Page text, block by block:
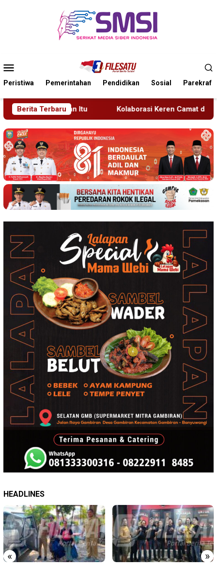
Mobile
Peristiwa Pemerintahan Pendidikan Sosial Parekraf
Berita Terbaru
Kolaborasi Keren Camat dan PT BSI, Bantu Turis Italia
HEADLINES
« »